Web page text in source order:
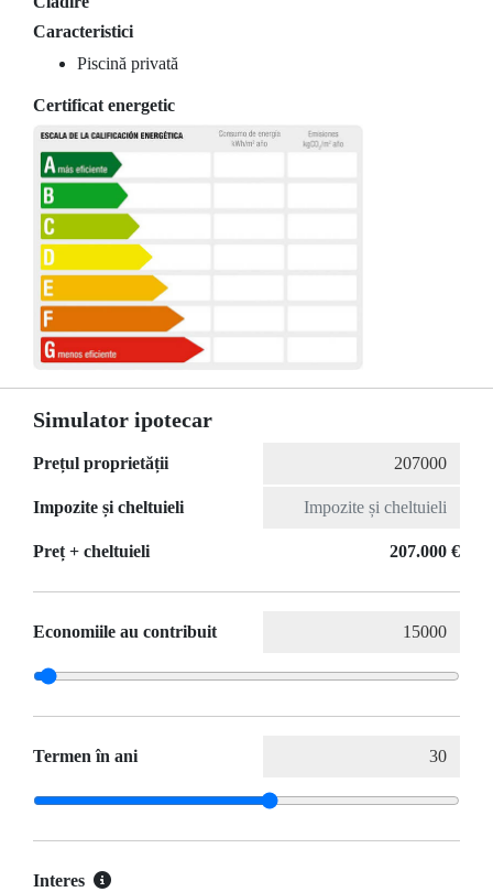
Caracteristici
Piscină privată
Certificat energetic
Simulator ipotecar
Prețul proprietății
Impozite și cheltuieli
Preț + cheltuieli 207.000 €
Economiile au contribuit
Termen în ani
Interes